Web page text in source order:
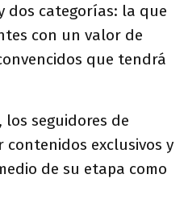
dos categorías: la que
con un valor de
que tendrá
seguidores de
exclusivos y
de su etapa como